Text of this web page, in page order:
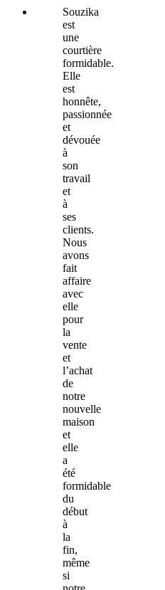
Souzika
est
une
courtière
formidable.
Elle
est
honnête,
passionnée
et
dévouée
à
son
travail
et
à
ses
clients.
Nous
avons
fait
affaire
avec
elle
pour
la
vente
et
l’achat
de
notre
nouvelle
maison
et
elle
a
été
formidable
du
début
à
la
fin,
même
si